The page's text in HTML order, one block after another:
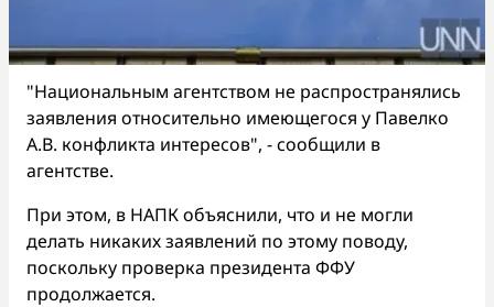
"Национальным агентством не распространялись
заявления относительно имеющегося у Павелко
А.В. конфликта интересов", - сообщили в
агентстве.
При этом, в НАПК объяснили, что и не могли
делать никаких заявлений по этому поводу,
поскольку проверка президента ФФУ
продолжается.